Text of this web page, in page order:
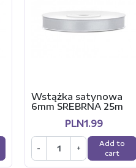
Wstążka satynowa
6mm SREBRNA 25m
PLN1.99
- +
Add to
cart